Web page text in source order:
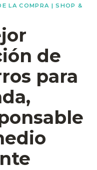
LA COMPRA | SHOP &
de
para